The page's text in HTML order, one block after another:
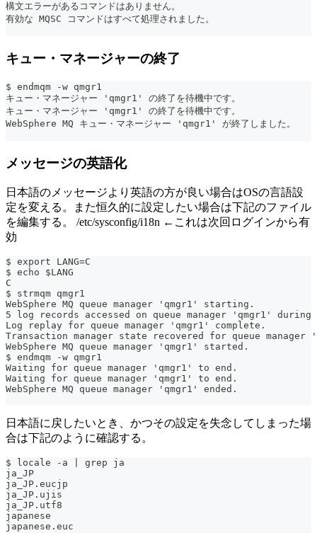
構文エラーがあるコマンドはありません。
有効な MQSC コマンドはすべて処理されました。
キュー・マネージャーの終了
$ endmqm -w qmgr1
キュー・マネージャー 'qmgr1' の終了を待機中です。
キュー・マネージャー 'qmgr1' の終了を待機中です。
WebSphere MQ キュー・マネージャー 'qmgr1' が終了しました。
メッセージの英語化
日本語のメッセージより英語の方が良い場合はOSの言語設
定を変える。また恒久的に設定したい場合は下記のファイル
を編集する。 /etc/sysconfig/i18n ←これは次回ログインから有
効
$ export LANG=C
$ echo $LANG
C
$ strmqm qmgr1
WebSphere MQ queue manager 'qmgr1' starting.
5 log records accessed on queue manager 'qmgr1'
Log replay for queue manager 'qmgr1' complete.
Transaction manager state recovered for queue manager
WebSphere MQ queue manager 'qmgr1' started.
$ endmqm -w qmgr1
Waiting for queue manager 'qmgr1' to end.
Waiting for queue manager 'qmgr1' to end.
WebSphere MQ queue manager 'qmgr1' ended.
日本語に戻したいとき、かつその設定を失念してしまった場
合は下記のように確認する。
$ locale -a | grep ja
ja_JP
ja_JP.eucjp
ja_JP.ujis
ja_JP.utf8
japanese
japanese.euc